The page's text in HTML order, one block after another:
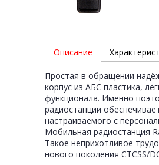
Описание
Простая в обращении
корпус из АБС пластика,
функционала. Именно
радиостанции
настраиваемого с
Мобильная радиостанция
Такое неприхотливое
нового поколения CTCSS/